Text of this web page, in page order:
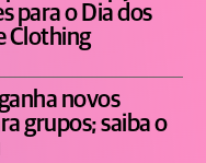
para o Dia dos
Clothing
novos
grupos; saiba o